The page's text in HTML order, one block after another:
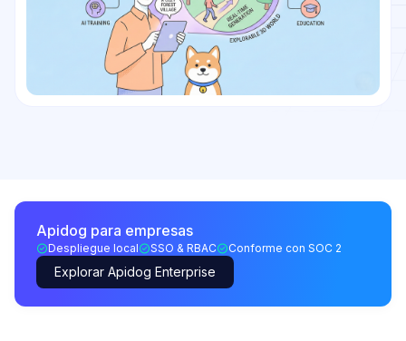
Apidog para empresas
Despliegue local SSO & RBAC Conforme con SOC 2
Explorar Apidog Enterprise